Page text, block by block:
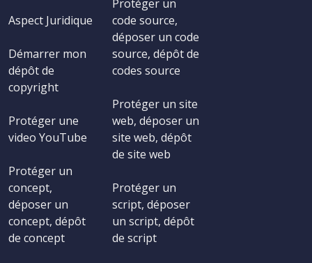
Aspect Juridique
Démarrer mon
dépôt de
copyright
Protéger une
video YouTube
Protéger un
concept,
déposer un
concept, dépôt
de concept
Protéger un
code source,
déposer un code
source, dépôt de
codes source
Protéger un site
web, déposer un
site web, dépôt
de site web
Protéger un
script, déposer
un script, dépôt
de script